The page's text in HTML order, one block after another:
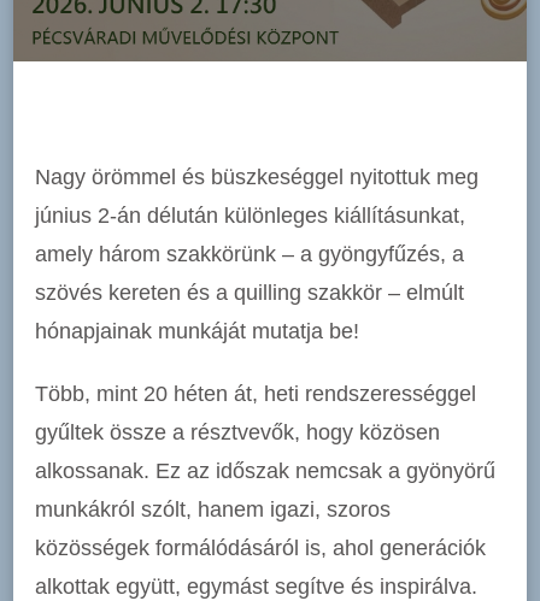
Nagy örömmel és büszkeséggel nyitottuk meg
június 2-án délután különleges kiállításunkat,
amely három szakkörünk – a gyöngyfűzés, a
szövés kereten és a quilling szakkör – elmúlt
hónapjainak munkáját mutatja be!
Több, mint 20 héten át, heti rendszerességgel
gyűltek össze a résztvevők, hogy közösen
alkossanak. Ez az időszak nemcsak a gyönyörű
munkákról szólt, hanem igazi, szoros
közösségek formálódásáról is, ahol generációk
alkottak együtt, egymást segítve és inspirálva.